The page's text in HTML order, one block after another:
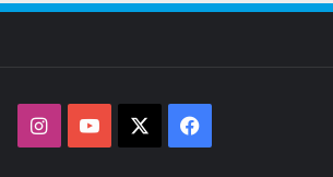
فيسبوك ‫YouTube